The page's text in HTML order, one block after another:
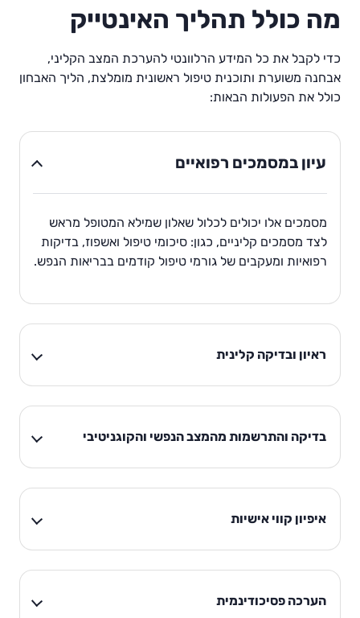
מה כולל תהליך האינטייק
כדי לקבל את כל המידע הרלוונטי להערכת המצב הקליני,
אבחנה משוערת ותוכנית טיפול ראשונית מומלצת, הליך האבחון
כולל את הפעולות הבאות:
עיון במסמכים רפואיים
מסמכים אלו יכולים לכלול שאלון שמילא המטופל מראש
לצד מסמכים קליניים, כגון: סיכומי טיפול ואשפוז, בדיקות
רפואיות ומעקבים של גורמי טיפול קודמים בבריאות הנפש.
ראיון ובדיקה קלינית
בדיקה והתרשמות מהמצב הנפשי והקוגניטיבי
איפיון קווי אישיות
הערכה פסיכודינמית